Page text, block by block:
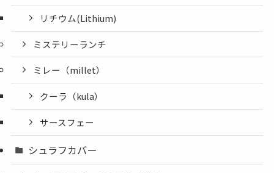
リチウム(Lithium)
ミステリーランチ
ミレー（millet）
クーラ（kula）
サースフェー
シュラフカバー